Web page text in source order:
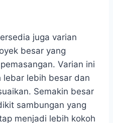
juga varian
besar yang
Varian ini
lebar lebih besar dan
Semakin besar
sambungan yang
menjadi lebih kokoh